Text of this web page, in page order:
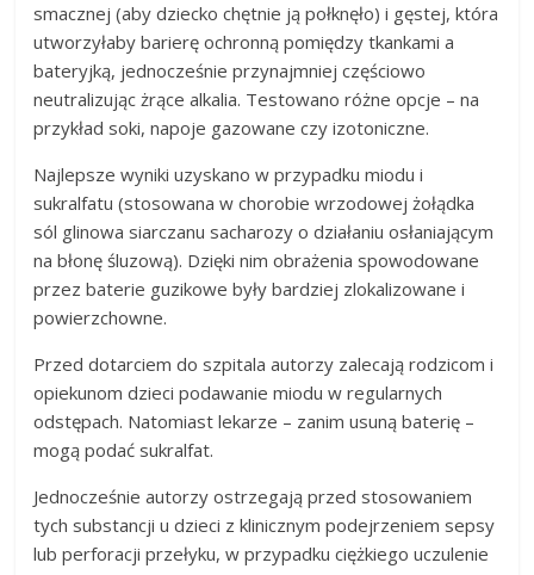
smacznej (aby dziecko chętnie ją połknęło) i gęstej, która
utworzyłaby barierę ochronną pomiędzy tkankami a
bateryjką, jednocześnie przynajmniej częściowo
neutralizując żrące alkalia. Testowano różne opcje – na
przykład soki, napoje gazowane czy izotoniczne.
Najlepsze wyniki uzyskano w przypadku miodu i
sukralfatu (stosowana w chorobie wrzodowej żołądka
sól glinowa siarczanu sacharozy o działaniu osłaniającym
na błonę śluzową). Dzięki nim obrażenia spowodowane
przez baterie guzikowe były bardziej zlokalizowane i
powierzchowne.
Przed dotarciem do szpitala autorzy zalecają rodzicom i
opiekunom dzieci podawanie miodu w regularnych
odstępach. Natomiast lekarze – zanim usuną baterię –
mogą podać sukralfat.
Jednocześnie autorzy ostrzegają przed stosowaniem
tych substancji u dzieci z klinicznym podejrzeniem sepsy
lub perforacji przełyku, w przypadku ciężkiego uczulenie